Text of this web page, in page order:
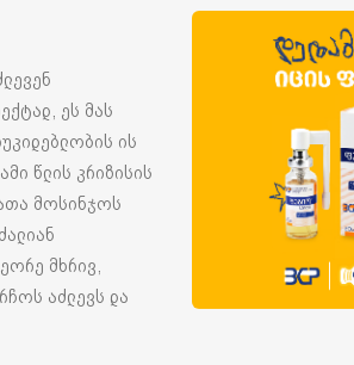
ეს მას
ის
წლის კრიზისის
მოსინჯოს
მხრივ,
აძლევს და